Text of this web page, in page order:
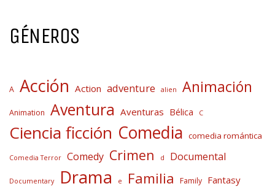
GÉNEROS
A Acción Action adventure alien Animación
Animation Aventura Aventuras Bélica C
Ciencia ficción Comedia comedia romántica
Comedia Terror Comedy Crimen d Documental
Documentary Drama e Familia Family Fantasy